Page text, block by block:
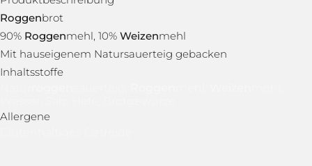
Roggenbrot
90% Roggenmehl, 10% Weizenmehl
Mit hauseigenem Natursauerteig gebacken
Inhaltsstoffe
Allergene